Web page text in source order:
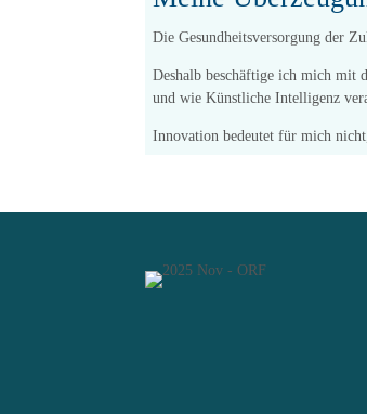
Die Gesundheitsversorgung der
Deshalb beschäftige ich mich mit
und wie Künstliche Intelligenz
Innovation bedeutet für mich